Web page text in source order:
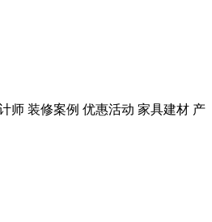
师 装修案例 优惠活动 家具建材 产